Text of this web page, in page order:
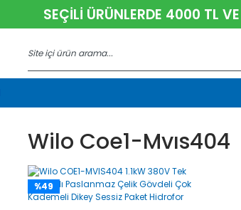
SEÇİLİ ÜRÜNLERDE 4000 TL
Wilo Coe1-Mvıs404
%49